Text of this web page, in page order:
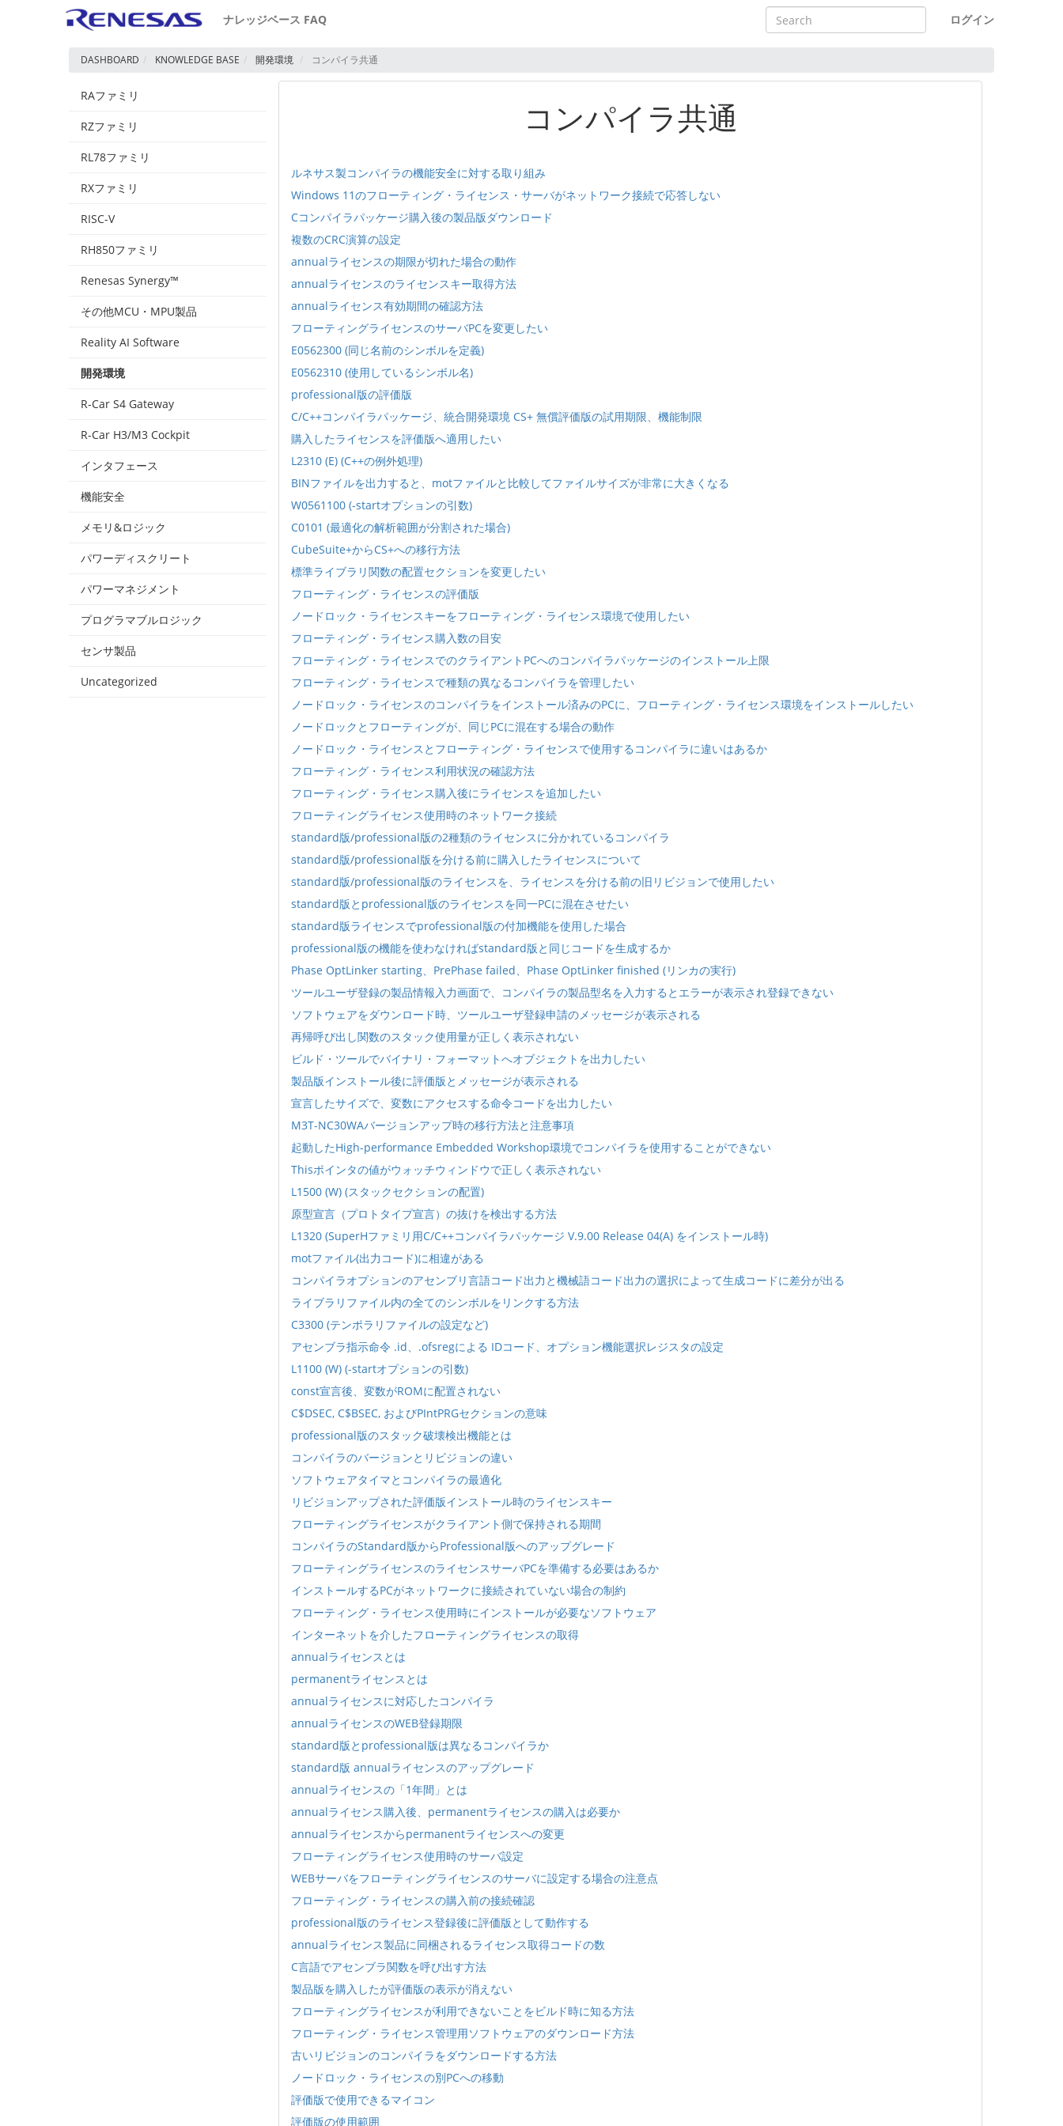
ナレッジベース FAQ ログイン
DASHBOARD KNOWLEDGE BASE 開発環境 コンパイラ共通
RAファミリ
RZファミリ
RL78ファミリ
RXファミリ
RISC-V
RH850ファミリ
Renesas Synergy™
その他MCU・MPU製品
Reality AI Software
開発環境
R-Car S4 Gateway
R-Car H3/M3 Cockpit
インタフェース
機能安全
メモリ&ロジック
パワーディスクリート
パワーマネジメント
プログラマブルロジック
センサ製品
Uncategorized
コンパイラ共通
ルネサス製コンパイラの機能安全に対する取り組み
Windows 11のフローティング・ライセンス・サーバがネットワーク接続で応答しない
Cコンパイラパッケージ購入後の製品版ダウンロード
複数のCRC演算の設定
annualライセンスの期限が切れた場合の動作
annualライセンスのライセンスキー取得方法
annualライセンス有効期間の確認方法
フローティングライセンスのサーバPCを変更したい
E0562300 (同じ名前のシンボルを定義)
E0562310 (使用しているシンボル名)
professional版の評価版
C/C++コンパイラパッケージ、統合開発環境 CS+ 無償評価版の試用期限、機能制限
購入したライセンスを評価版へ適用したい
L2310 (E) (C++の例外処理)
BINファイルを出力すると、motファイルと比較してファイルサイズが非常に大きくなる
W0561100 (-startオプションの引数)
C0101 (最適化の解析範囲が分割された場合)
CubeSuite+からCS+への移行方法
標準ライブラリ関数の配置セクションを変更したい
フローティング・ライセンスの評価版
ノードロック・ライセンスキーをフローティング・ライセンス環境で使用したい
フローティング・ライセンス購入数の目安
フローティング・ライセンスでのクライアントPCへのコンパイラパッケージのインストール上限
フローティング・ライセンスで種類の異なるコンパイラを管理したい
ノードロック・ライセンスのコンパイラをインストール済みのPCに、フローティング・ライセンス環境をインストールしたい
ノードロックとフローティングが、同じPCに混在する場合の動作
ノードロック・ライセンスとフローティング・ライセンスで使用するコンパイラに違いはあるか
フローティング・ライセンス利用状況の確認方法
フローティング・ライセンス購入後にライセンスを追加したい
フローティングライセンス使用時のネットワーク接続
standard版/professional版の2種類のライセンスに分かれているコンパイラ
standard版/professional版を分ける前に購入したライセンスについて
standard版/professional版のライセンスを、ライセンスを分ける前の旧リビジョンで使用したい
standard版とprofessional版のライセンスを同一PCに混在させたい
standard版ライセンスでprofessional版の付加機能を使用した場合
professional版の機能を使わなければstandard版と同じコードを生成するか
Phase OptLinker starting、PrePhase failed、Phase OptLinker finished (リンカの実行)
ツールユーザ登録の製品情報入力画面で、コンパイラの製品型名を入力するとエラーが表示され登録できない
ソフトウェアをダウンロード時、ツールユーザ登録申請のメッセージが表示される
再帰呼び出し関数のスタック使用量が正しく表示されない
ビルド・ツールでバイナリ・フォーマットへオブジェクトを出力したい
製品版インストール後に評価版とメッセージが表示される
宣言したサイズで、変数にアクセスする命令コードを出力したい
M3T-NC30WAバージョンアップ時の移行方法と注意事項
起動したHigh-performance Embedded Workshop環境でコンパイラを使用することができない
Thisポインタの値がウォッチウィンドウで正しく表示されない
L1500 (W) (スタックセクションの配置)
原型宣言（プロトタイプ宣言）の抜けを検出する方法
L1320 (SuperHファミリ用C/C++コンパイラパッケージ V.9.00 Release 04(A) をインストール時)
motファイル(出力コード)に相違がある
コンパイラオプションのアセンブリ言語コード出力と機械語コード出力の選択によって生成コードに差分が出る
ライブラリファイル内の全てのシンボルをリンクする方法
C3300 (テンポラリファイルの設定など)
アセンブラ指示命令 .id、.ofsregによる IDコード、オプション機能選択レジスタの設定
L1100 (W) (-startオプションの引数)
const宣言後、変数がROMに配置されない
C$DSEC, C$BSEC, およびPIntPRGセクションの意味
professional版のスタック破壊検出機能とは
コンパイラのバージョンとリビジョンの違い
ソフトウェアタイマとコンパイラの最適化
リビジョンアップされた評価版インストール時のライセンスキー
フローティングライセンスがクライアント側で保持される期間
コンパイラのStandard版からProfessional版へのアップグレード
フローティングライセンスのライセンスサーバPCを準備する必要はあるか
インストールするPCがネットワークに接続されていない場合の制約
フローティング・ライセンス使用時にインストールが必要なソフトウェア
インターネットを介したフローティングライセンスの取得
annualライセンスとは
permanentライセンスとは
annualライセンスに対応したコンパイラ
annualライセンスのWEB登録期限
standard版とprofessional版は異なるコンパイラか
standard版 annualライセンスのアップグレード
annualライセンスの「1年間」とは
annualライセンス購入後、permanentライセンスの購入は必要か
annualライセンスからpermanentライセンスへの変更
フローティングライセンス使用時のサーバ設定
WEBサーバをフローティングライセンスのサーバに設定する場合の注意点
フローティング・ライセンスの購入前の接続確認
professional版のライセンス登録後に評価版として動作する
annualライセンス製品に同梱されるライセンス取得コードの数
C言語でアセンブラ関数を呼び出す方法
製品版を購入したが評価版の表示が消えない
フローティングライセンスが利用できないことをビルド時に知る方法
フローティング・ライセンス管理用ソフトウェアのダウンロード方法
古いリビジョンのコンパイラをダウンロードする方法
ノードロック・ライセンスの別PCへの移動
評価版で使用できるマイコン
評価版の使用範囲